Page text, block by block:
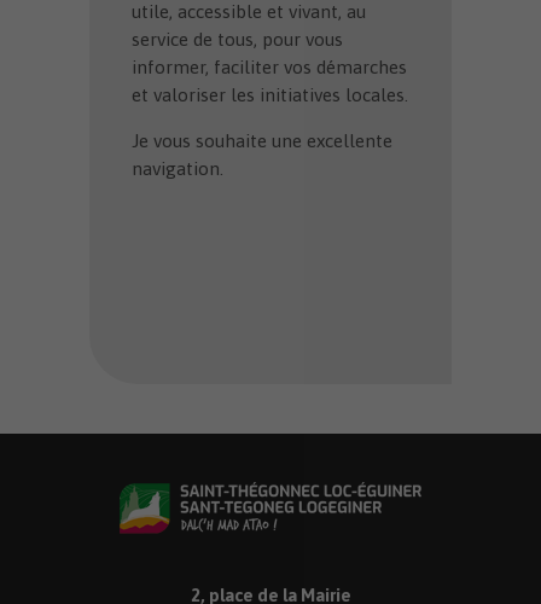
utile, accessible et vivant, au
service de tous, pour vous
informer, faciliter vos démarches
et valoriser les initiatives locales.
Je vous souhaite une excellente
navigation.
2, place de la Mairie